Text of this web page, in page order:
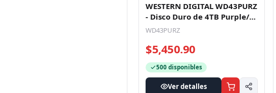
WESTERN DIGITAL WD43PURZ
- Disco Duro de 4TB Purple/
Especial para Videovigilan
WD43PURZ
$5,450.90
500 disponibles
Ver detalles